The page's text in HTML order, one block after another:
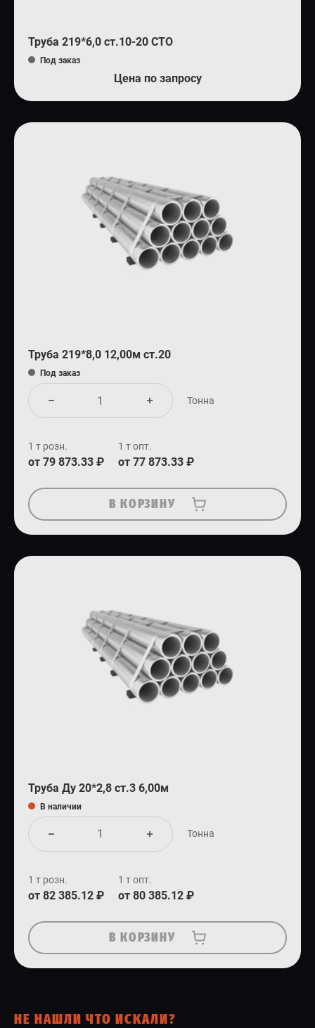
Труба 219*6,0 ст.10-20 СТО
Под заказ
Цена по запросу
Труба 219*8,0 12,00м ст.20
Под заказ
Тонна
1 т розн.
от 79 873.33 ₽
1 т опт.
от 77 873.33 ₽
В КОРЗИНУ
Труба Ду 20*2,8 ст.3 6,00м
В наличии
Тонна
1 т розн.
от 82 385.12 ₽
1 т опт.
от 80 385.12 ₽
В КОРЗИНУ
НЕ НАШЛИ ЧТО ИСКАЛИ?